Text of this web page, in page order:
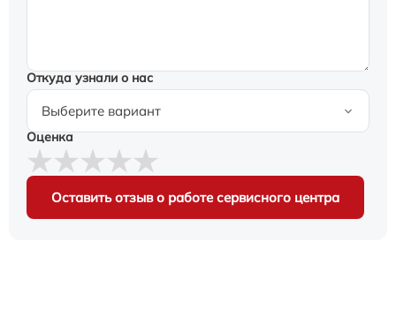
Откуда узнали о нас
Оценка
Оставить отзыв о работе сервисного центра